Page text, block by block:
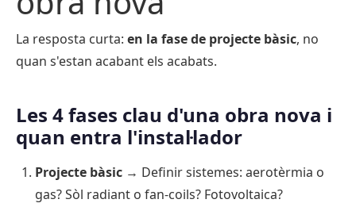
La resposta curta: en la fase de projecte bàsic, no
quan s'estan acabant els acabats.
Les 4 fases clau d'una obra nova i
quan entra l'instal·lador
Projecte bàsic → Definir sistemes: aerotèrmia o
gas? Sòl radiant o fan-coils? Fotovoltaica?